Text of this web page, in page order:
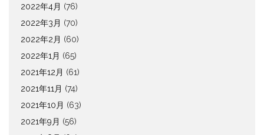
2022年4月 (76)
2022年3月 (70)
2022年2月 (60)
2022年1月 (65)
2021年12月 (61)
2021年11月 (74)
2021年10月 (63)
2021年9月 (56)